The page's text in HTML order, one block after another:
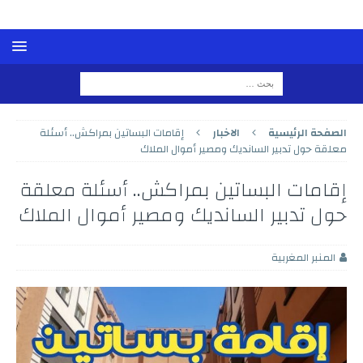
الصفحة الرئيسية الاخبار
إقامات البساتين بمراكش.. أسئلة
معلقة حول تدبير السانديك ومصير أموال الملاك
إقامات البساتين بمراكش.. أسئلة معلقة
حول تدبير السانديك ومصير أموال الملاك
المنبر المغربية